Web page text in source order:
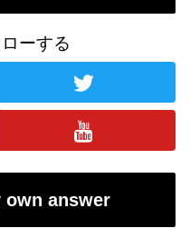
ーする
own answer